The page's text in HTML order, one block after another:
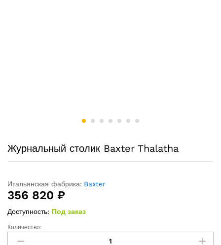
Журнальный столик Baxter Thalatha
Итальянская фабрика: Baxter
356 820 ₽
Доступность: Под заказ
Журнальный
столик
Количество: